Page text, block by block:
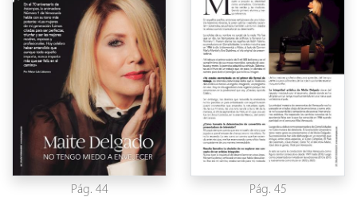
Pág. 44 Pág. 45